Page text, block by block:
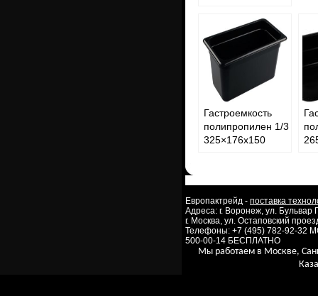
Гастроемкость
полипропилен 1/3
325×176х150
Европактрейд - поставка
Адреса: г. Воронеж, ул.
г. Москва, ул. Остаповский
Телефоны: +7 (495) 782-92-32
500-00-14 БЕСПЛАТНО
Мы работаем в Москве,